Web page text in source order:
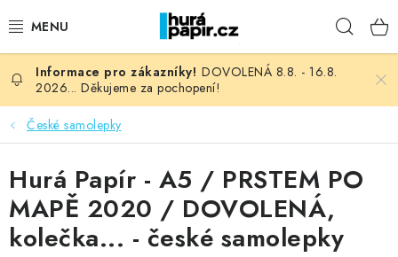
na
NOVINKY
HURÁ DÍLNA
VŠECHNO ZBOŽÍ
KNIHAŘSKÝ MATERIÁL
DOVOLENÁ 8.8. - 16.8.
2026... Děkujeme za pochopení!
České samolepky
Hurá Papír - A5 / PRSTEM PO
MAPĚ 2020 / DOVOLENÁ,
kolečka... - české samolepky